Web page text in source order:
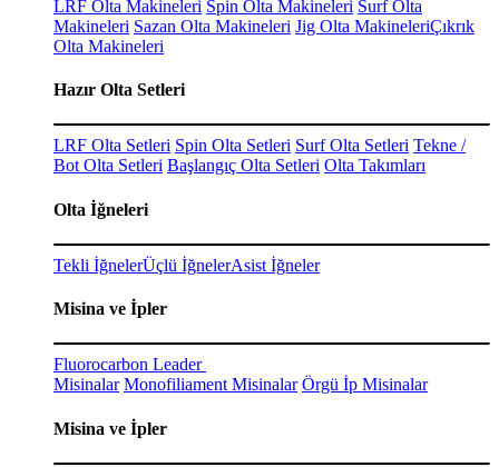
LRF Olta Makineleri Spin Olta Makineleri Surf Olta
Makineleri Sazan Olta Makineleri Jig Olta MakineleriÇıkrık
Olta Makineleri
Hazır Olta Setleri
LRF Olta Setleri Spin Olta Setleri Surf Olta Setleri Tekne /
Bot Olta Setleri Başlangıç Olta Setleri Olta Takımları
Olta İğneleri
Tekli İğnelerÜçlü İğnelerAsist İğneler
Misina ve İpler
Fluorocarbon Leader
Misinalar Monofiliament Misinalar Örgü İp Misinalar
Misina ve İpler